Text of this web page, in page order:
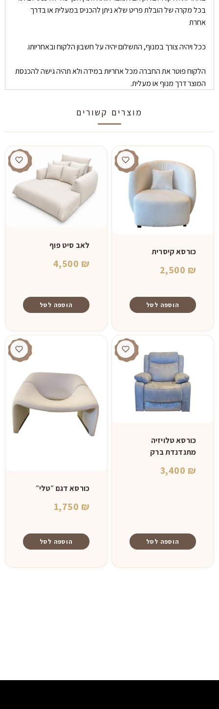
בכל מקרה של הובלת פריט שלא ניתן להכניס במעלית או בדרך
אחרת
ככל ויהיה צורך במנוף, התשלום יהיה על חשבון הלקוח ובאחריותו.
הלקוח פוטר את החברה מכל אחריות במידה ולא תהיה גישה להכנסת
המוצר דרך מנוף או מעלית.
מוצרים קשורים
כורסא קיסרית
2,500 ₪
הוספה לסל
לאב סיט פוף
4,500 ₪
הוספה לסל
כורסא טלויזיה
מתנדנדת ברק
3,400 ₪
הוספה לסל
כורסא דגם ״טלי״
1,750 ₪
הוספה לסל